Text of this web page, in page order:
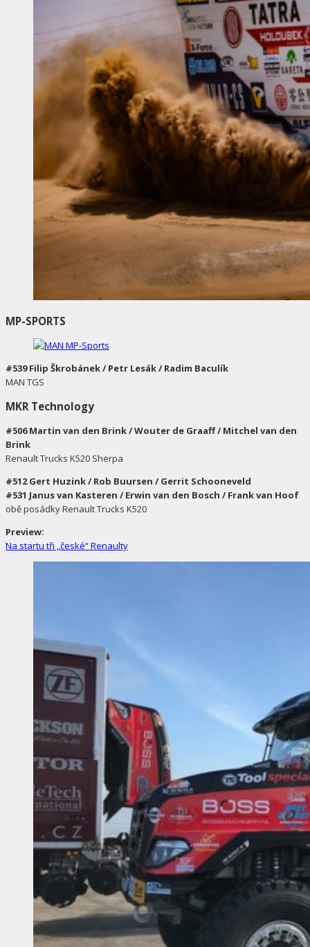
MP-SPORTS
#539 Filip Škrobánek / Petr Lesák / Radim Baculík
MAN TGS
MKR Technology
#506 Martin van den Brink / Wouter de Graaff / Mitchel van den
Brink
Renault Trucks K520 Sherpa
#512 Gert Huzink / Rob Buursen / Gerrit Schooneveld
#531 Janus van Kasteren / Erwin van den Bosch / Frank van Hoof
obě posádky Renault Trucks K520
Preview:
Na startu tři „české“ Renaulty